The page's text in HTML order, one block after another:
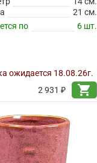
21 см.
по
6 шт.
ожидается 18.08.26г.
2 931 ₽
shopping_cart